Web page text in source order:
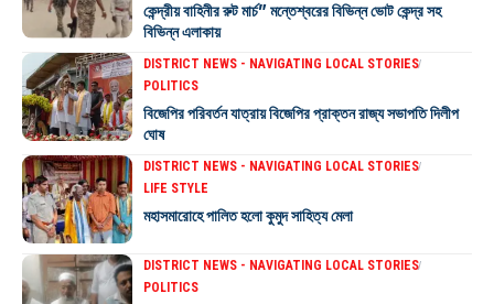
কেন্দ্রীয় বাহিনীর রুট মার্চ” মন্তেশ্বরের বিভিন্ন ভোট কেন্দ্র সহ
বিভিন্ন এলাকায়
DISTRICT NEWS - NAVIGATING LOCAL STORIES
POLITICS
বিজেপির পরিবর্তন যাত্রায় বিজেপির প্রাক্তন রাজ্য সভাপতি দিলীপ
ঘোষ
DISTRICT NEWS - NAVIGATING LOCAL STORIES
LIFE STYLE
মহাসমারোহে পালিত হলো কুমুদ সাহিত্য মেলা
DISTRICT NEWS - NAVIGATING LOCAL STORIES
POLITICS